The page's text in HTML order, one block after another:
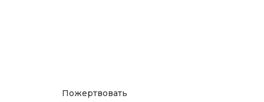
Пожертвовать